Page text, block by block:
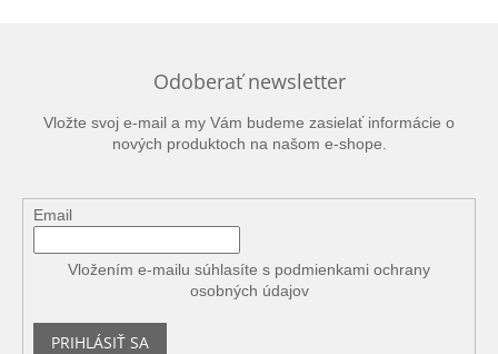
Odoberať newsletter
Vložte svoj e-mail a my Vám budeme zasielať informácie o
nových produktoch na našom e-shope.
Email
Vložením e-mailu súhlasíte s podmienkami ochrany
osobných údajov
PRIHLÁSIŤ SA